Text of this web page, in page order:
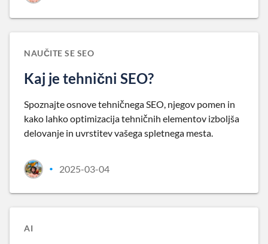
NAUČITE SE SEO
Kaj je tehnični SEO?
Spoznajte osnove tehničnega SEO, njegov pomen in
kako lahko optimizacija tehničnih elementov izboljša
delovanje in uvrstitev vašega spletnega mesta.
• 2025-03-04
AI